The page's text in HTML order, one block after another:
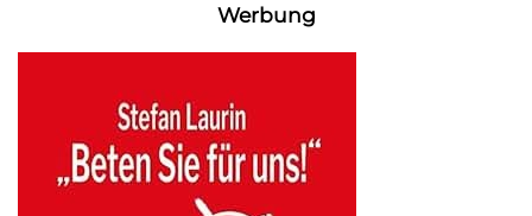
Werbung